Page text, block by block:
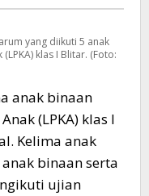
yang diikuti 5 anak
klas I Blitar. (Foto:
anak binaan
(LPKA) klas I
Kelima anak
binaan serta
ujian